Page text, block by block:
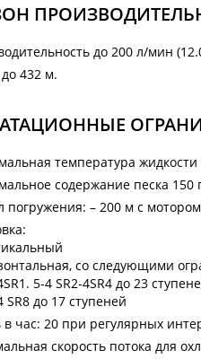
до 200 л/мин
432 м.
температура жидкости
содержание песка 150
погружения: – 200 м с
со следующими
5-4 SR2-4SR4 до 23
SR8 до 17 ступеней
в час: 20 при регулярных
скорость потока для